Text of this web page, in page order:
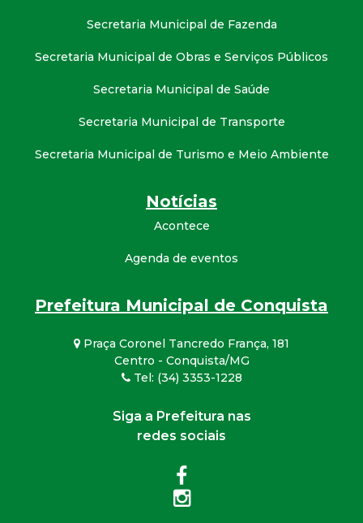
Secretaria Municipal de Fazenda
Secretaria Municipal de Obras e Serviços Públicos
Secretaria Municipal de Saúde
Secretaria Municipal de Transporte
Secretaria Municipal de Turismo e Meio Ambiente
Notícias
Acontece
Agenda de eventos
Prefeitura Municipal de Conquista
Praça Coronel Tancredo França, 181
Centro - Conquista/MG
Tel: (34) 3353-1228
Siga a Prefeitura nas
redes sociais